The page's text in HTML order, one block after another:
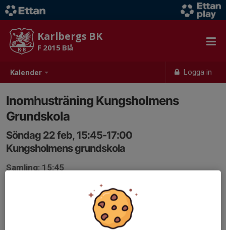
Kalender Logga in
Karlbergs BK
F 2015 Blå
Inomhusträning Kungsholmens
Grundskola
Söndag 22 feb, 15:45-17:00
Kungsholmens grundskola
Samling: 15:45